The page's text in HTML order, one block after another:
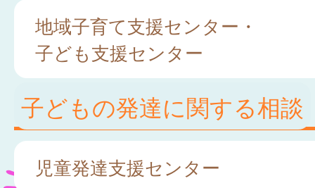
地域子育て支援センター・
子ども支援センター
子どもの発達に関する相談
児童発達支援センター